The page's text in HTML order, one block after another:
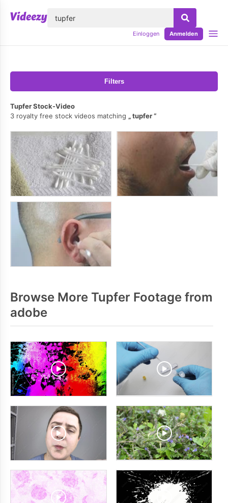
Einloggen Anmelden
Filters
Tupfer Stock-Video
3 royalty free stock videos matching
tupfer
Browse More Tupfer Footage from
adobe